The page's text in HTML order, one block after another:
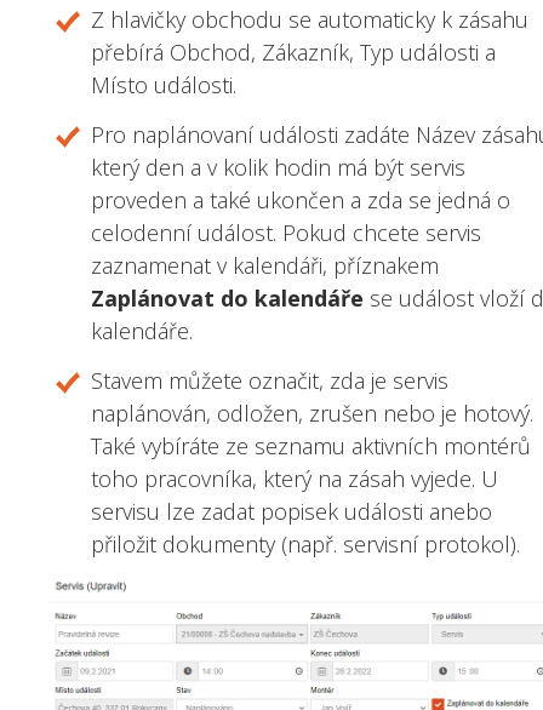
Z hlavičky obchodu se automaticky k zásahu
přebírá Obchod, Zákazník, Typ události a
Místo události.
Pro naplánovaní události zadáte Název
který den a v kolik hodin má být servis
proveden a také ukončen a zda se jedná o
celodenní událost. Pokud chcete servis
zaznamenat v kalendáři, příznakem
Zaplánovat do kalendáře se událost vloží
kalendáře.
Stavem můžete označit, zda je servis
naplánován, odložen, zrušen nebo je hotový.
Také vybíráte ze seznamu aktivních montérů
toho pracovníka, který na zásah vyjede. U
servisu lze zadat popisek události anebo
přiložit dokumenty (např. servisní protokol).